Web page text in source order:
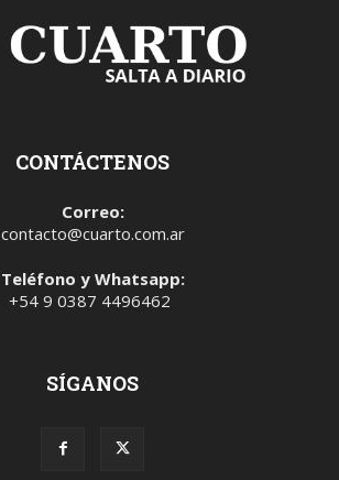
CONTÁCTENOS
Correo:
contacto@cuarto.com.ar
Teléfono y Whatsapp:
+54 9 0387 4496462
SÍGANOS